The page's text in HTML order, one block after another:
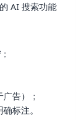
AI 搜索功能
；
告）；
标注。